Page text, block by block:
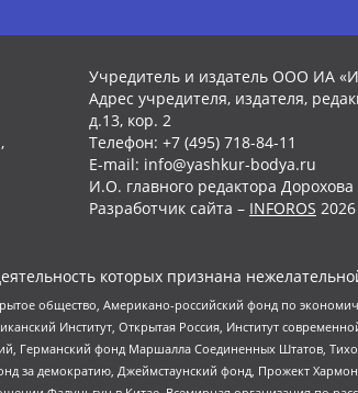
Учредитель и издатель ООО ИА
Адрес учредителя, издателя,
д.13, кор. 2
Телефон: +7 (495) 718-84-11
E-mail: info@yashkur-bodya.ru
И.О. главного редактора
Разработчик сайта – INFOROS 2026
которых признана
общество, Американо-российский фонд по
Институт, Открытая Россия, Институт
Германский фонд Маршалла Соединенных Штатов,
за демократию, Джеймстаунский фонд, Прожект